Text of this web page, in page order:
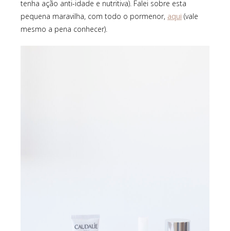
tenha ação anti-idade e nutritiva). Falei sobre esta
pequena maravilha, com todo o pormenor, aqui (vale
mesmo a pena conhecer).